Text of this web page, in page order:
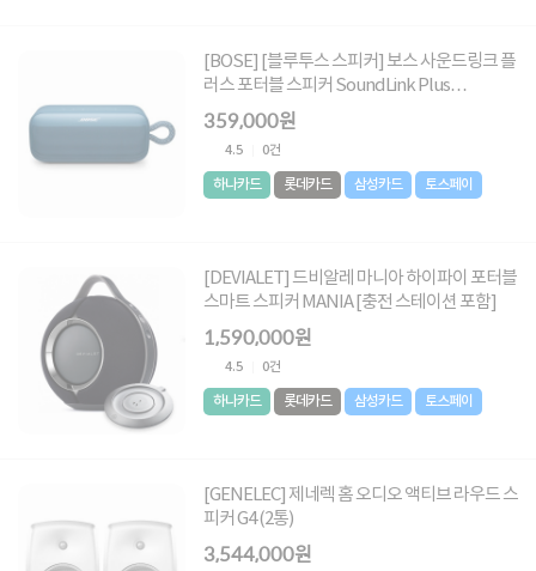
[BOSE] [블루투스 스피커] 보스 사운드링크 플
러스 포터블 스피커 SoundLink Plus
Portable Speaker [공식 정품] [블루 더스크]
359,000원
4.5 0건
하나카드 롯데카드 삼성카드 토스페이
[DEVIALET] 드비알레 마니아 하이파이 포터블
스마트 스피커 MANIA [충전 스테이션 포함]
1,590,000원
4.5 0건
하나카드 롯데카드 삼성카드 토스페이
[GENELEC] 제네렉 홈 오디오 액티브 라우드 스
피커 G4 (2통)
3,544,000원